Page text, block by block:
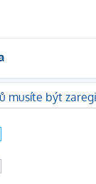
musíte být